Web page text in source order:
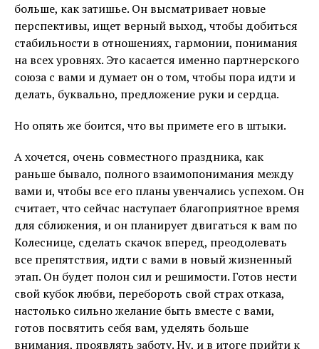
больше, как затишье. Он высматривает новые
перспективы, ищет верный выход, чтобы добиться
стабильности в отношениях, гармонии, понимания
на всех уровнях. Это касается именно партнерского
союза с вами и думает он о том, чтобы пора идти и
делать, буквально, предложение руки и сердца.
Но опять же боится, что вы примете его в штыки.
А хочется, очень совместного праздника, как
раньше бывало, полного взаимопонимания между
вами и, чтобы все его планы увенчались успехом. Он
считает, что сейчас наступает благоприятное время
для сближения, и он планирует двигаться к вам по
Колеснице, сделать скачок вперед, преодолевать
все препятствия, идти с вами в новый жизненный
этап. Он будет полон сил и решимости. Готов нести
свой кубок любви, перебороть свой страх отказа,
настолько сильно желание быть вместе с вами,
готов посвятить себя вам, уделять больше
внимания, проявлять заботу. Ну, и в итоге прийти к